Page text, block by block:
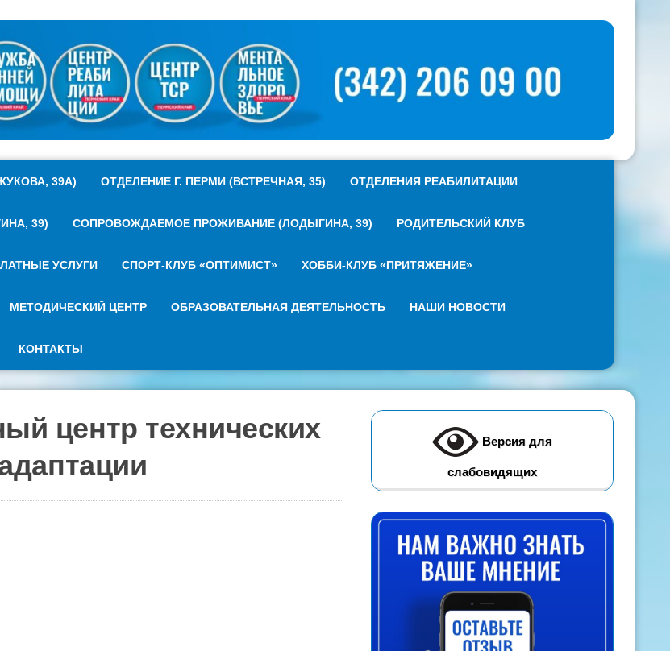
39А) ОТДЕЛЕНИЕ Г. ПЕРМИ (ВСТРЕЧНАЯ, 35) ОТДЕЛЕНИЯ РЕАБИЛИТАЦИИ
39) СОПРОВОЖДАЕМОЕ ПРОЖИВАНИЕ (ЛОДЫГИНА, 39) РОДИТЕЛЬСКИЙ КЛУБ
УСЛУГИ СПОРТ-КЛУБ «ОПТИМИСТ» ХОББИ-КЛУБ «ПРИТЯЖЕНИЕ»
МЕТОДИЧЕСКИЙ ЦЕНТР ОБРАЗОВАТЕЛЬНАЯ ДЕЯТЕЛЬНОСТЬ НАШИ НОВОСТИ
КОНТАКТЫ
центр технических
Версия для
слабовидящих